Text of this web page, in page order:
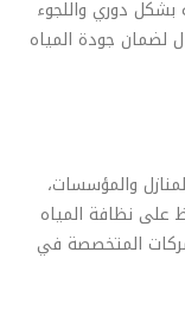
بشكل دوري واللجوء
لضمان جودة المياه
والمؤسسات،
على نظافة المياه
المتخصصة في